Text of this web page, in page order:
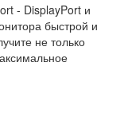
- DisplayPort и
быстрой и
не только